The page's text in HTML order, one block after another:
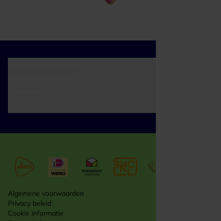
Algemene voorwaarden
Privacy beleid
Cookie informatie